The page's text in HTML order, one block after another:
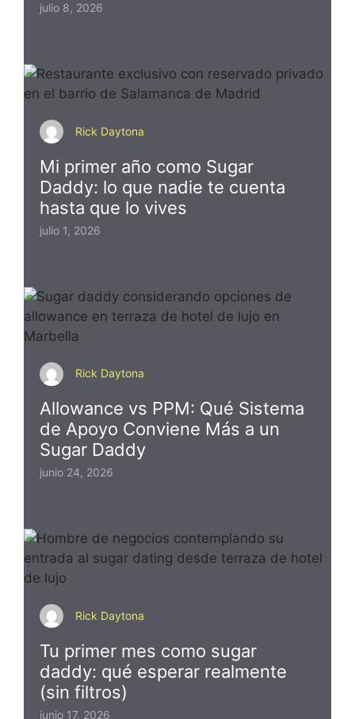
julio 8, 2026
Rick Daytona
Mi primer año como Sugar
Daddy: lo que nadie te cuenta
hasta que lo vives
julio 1, 2026
Rick Daytona
Allowance vs PPM: Qué Sistema
de Apoyo Conviene Más a un
Sugar Daddy
junio 24, 2026
Rick Daytona
Tu primer mes como sugar
daddy: qué esperar realmente
(sin filtros)
junio 17, 2026